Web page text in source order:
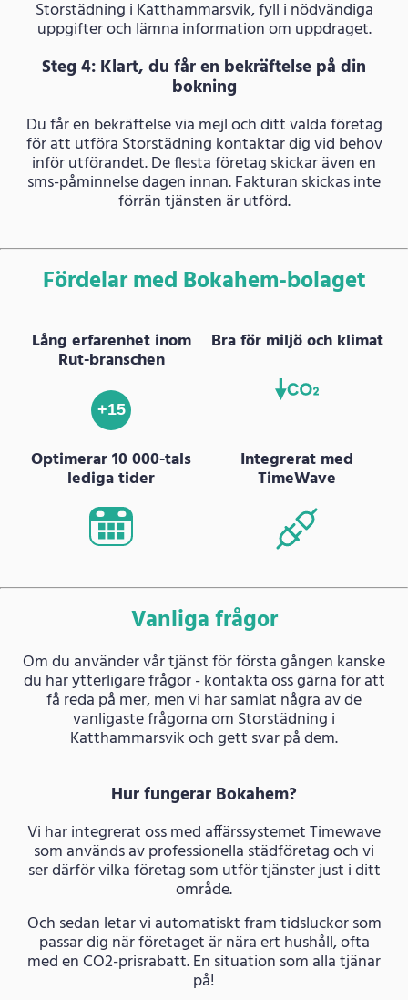
Storstädning i Katthammarsvik, fyll i nödvändiga
uppgifter och lämna information om uppdraget.
Steg 4: Klart, du får en bekräftelse på din
bokning
Du får en bekräftelse via mejl och ditt valda företag
för att utföra Storstädning kontaktar dig vid behov
inför utförandet. De flesta företag skickar även en
sms-påminnelse dagen innan. Fakturan skickas inte
förrän tjänsten är utförd.
Fördelar med Bokahem-bolaget
Lång erfarenhet inom
Rut-branschen
+15
Bra för miljö och klimat
Optimerar 10 000-tals
lediga tider
Integrerat med
TimeWave
Vanliga frågor
Om du använder vår tjänst för första gången kanske
du har ytterligare frågor - kontakta oss gärna för att
få reda på mer, men vi har samlat några av de
vanligaste frågorna om Storstädning i
Katthammarsvik och gett svar på dem.
Hur fungerar Bokahem?
Vi har integrerat oss med affärssystemet Timewave
som används av professionella städföretag och vi
ser därför vilka företag som utför tjänster just i ditt
område.
Och sedan letar vi automatiskt fram tidsluckor som
passar dig när företaget är nära ert hushåll, ofta
med en CO2-prisrabatt. En situation som alla tjänar
på!